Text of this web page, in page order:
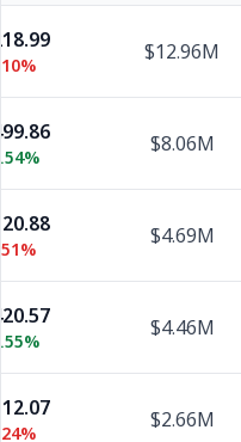
$12.96M
$8.06M
$4.69M
$4.46M
$2.66M